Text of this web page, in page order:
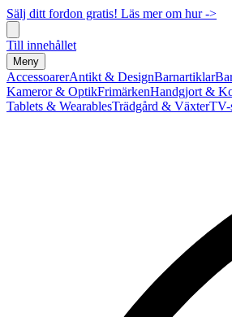
Sälj ditt fordon gratis! Läs mer om hur ->
Till innehållet
Meny
AccessoarerAntikt & DesignBarnartiklar
Kameror & OptikFrimärkenHandgjort &
Tablets & WearablesTrädgård & VäxterTV-